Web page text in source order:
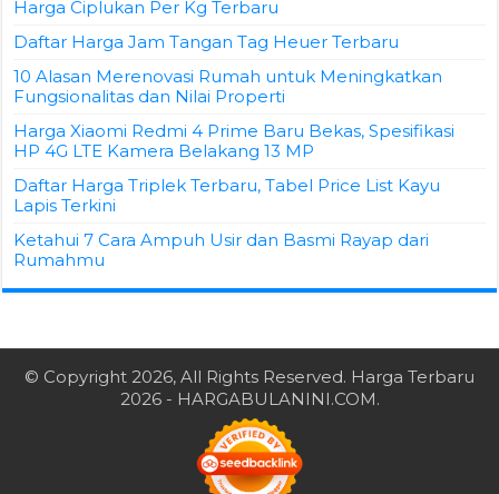
Harga Ciplukan Per Kg Terbaru
Daftar Harga Jam Tangan Tag Heuer Terbaru
10 Alasan Merenovasi Rumah untuk Meningkatkan
Fungsionalitas dan Nilai Properti
Harga Xiaomi Redmi 4 Prime Baru Bekas, Spesifikasi
HP 4G LTE Kamera Belakang 13 MP
Daftar Harga Triplek Terbaru, Tabel Price List Kayu
Lapis Terkini
Ketahui 7 Cara Ampuh Usir dan Basmi Rayap dari
Rumahmu
© Copyright 2026, All Rights Reserved. Harga Terbaru
2026- HARGABULANINI.COM.